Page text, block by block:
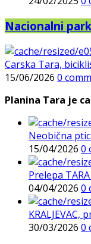
Nacionalni
Carska Tara,
15/06/2026 0
Planina Tara je
Neobična
15/04/2026 0
Prelepa
04/04/2026 0
KRALJEVAC,
30/03/2026 0